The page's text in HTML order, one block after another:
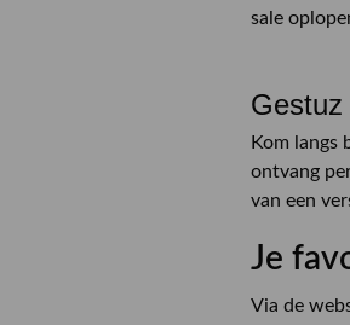
sale
Gestuz
Kom langs
ontvang
van een
Je
Via de